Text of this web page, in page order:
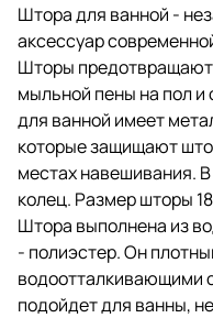
Штора для ванной -
аксессуар
Шторы
мыльной пены на пол
для ванной имеет
которые защищают
местах навешивания.
колец. Размер шторы
Штора выполнена из
- полиэстер. Он
водоотталкивающими
подойдет для ванны,